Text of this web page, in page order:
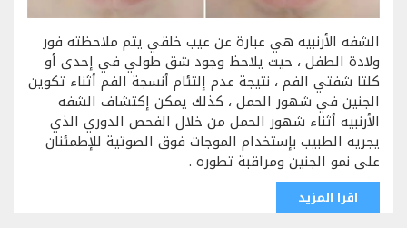
الشفه الأرنبيه هي عبارة عن عيب خلقي يتم ملاحظته فور
ولادة الطفل ، حيث يلاحظ وجود شق طولي في إحدى أو
كلتا شفتي الفم ، نتيجة عدم إلتئام أنسجة الفم أثناء تكوين
الجنين في شهور الحمل ، كذلك يمكن إكتشاف الشفه
الأرنبيه أثناء شهور الحمل من خلال الفحص الدوري الذي
يجريه الطبيب بإستخدام الموجات فوق الصوتية للإطمئنان
على نمو الجنين ومراقبة تطوره .
اقرا المزيد